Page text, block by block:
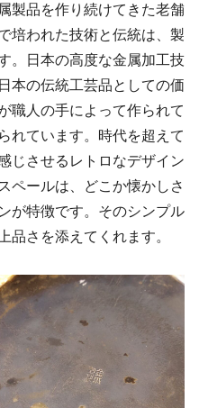
製品を作り続けてきた老舗
培われた技術と伝統は、製
。日本の高度な金属加工技
本の伝統工芸品としての価
職人の手によって作られて
れています。時代を超えて
じさせるレトロなデザイン
ペールは、どこか懐かしさ
が特徴です。そのシンプル
品さを添えてくれます。